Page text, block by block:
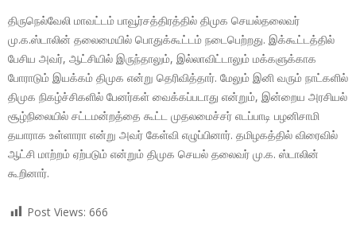
திருநெல்வேலி மாவட்டம் பாவூர்சத்திரத்தில் திமுக செயல்தலைவர்
மு.க.ஸ்டாலின் தலைமையில் பொதுக்கூட்டம் நடைபெற்றது. இக்கூட்டத்தில்
பேசிய அவர், ஆட்சியில் இருந்தாலும், இல்லாவிட்டாலும் மக்களுக்காக
போராடும் இயக்கம் திமுக என்று தெரிவித்தார். மேலும் இனி வரும் நாட்களில்
திமுக நிகழ்ச்சிகளில் பேனர்கள் வைக்கப்படாது என்றும், இன்றைய அரசியல்
சூழ்நிலையில் சட்டமன்றத்தை கூட்ட முதலமைச்சர் எடப்பாடி பழனிசாமி
தயாராக உள்ளாரா என்று அவர் கேள்வி எழுப்பினார். தமிழகத்தில் விரைவில்
ஆட்சி மாற்றம் ஏற்படும் என்றும் திமுக செயல் தலைவர் மு.க. ஸ்டாலின்
கூறினார்.
Post Views: 666